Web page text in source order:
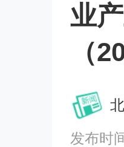
业
（
发布时